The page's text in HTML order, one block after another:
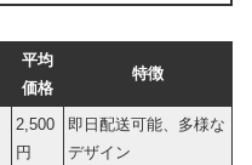
平均
価格
特徴
2,500
円
即日配送可能、多様な
デザイン